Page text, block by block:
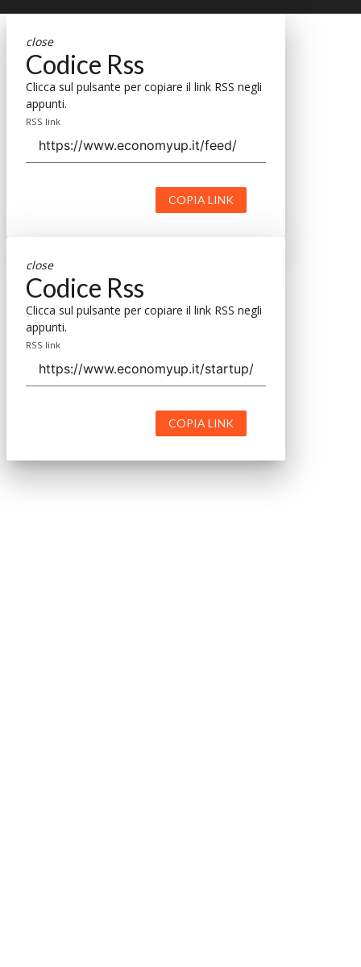
close
Codice Rss
Clicca sul pulsante per copiare il link RSS negli
appunti.
RSS link
COPIA LINK
close
Codice Rss
Clicca sul pulsante per copiare il link RSS negli
appunti.
RSS link
COPIA LINK